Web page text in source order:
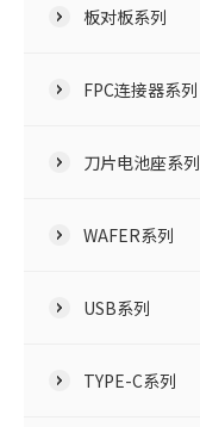
板对板系列
FPC连接器系列
刀片电池座系列
WAFER系列
USB系列
TYPE-C系列